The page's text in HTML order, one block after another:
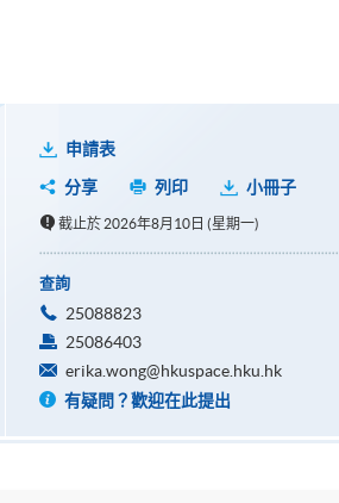
申請表
分享
列印 小冊子
截止於 2026年8月10日 (星期一)
查詢
25088823
25086403
erika.wong@hkuspace.hku.hk
有疑問？歡迎在此提出